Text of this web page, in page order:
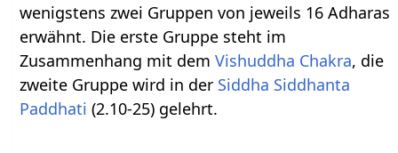
wenigstens zwei Gruppen von jeweils 16 Adharas
erwähnt. Die erste Gruppe steht im
Zusammenhang mit demVishuddha Chakra, die
zweite Gruppe wird in der Siddha Siddhanta
Paddhati (2.10-25) gelehrt.